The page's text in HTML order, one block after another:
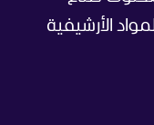
الأرشيفية